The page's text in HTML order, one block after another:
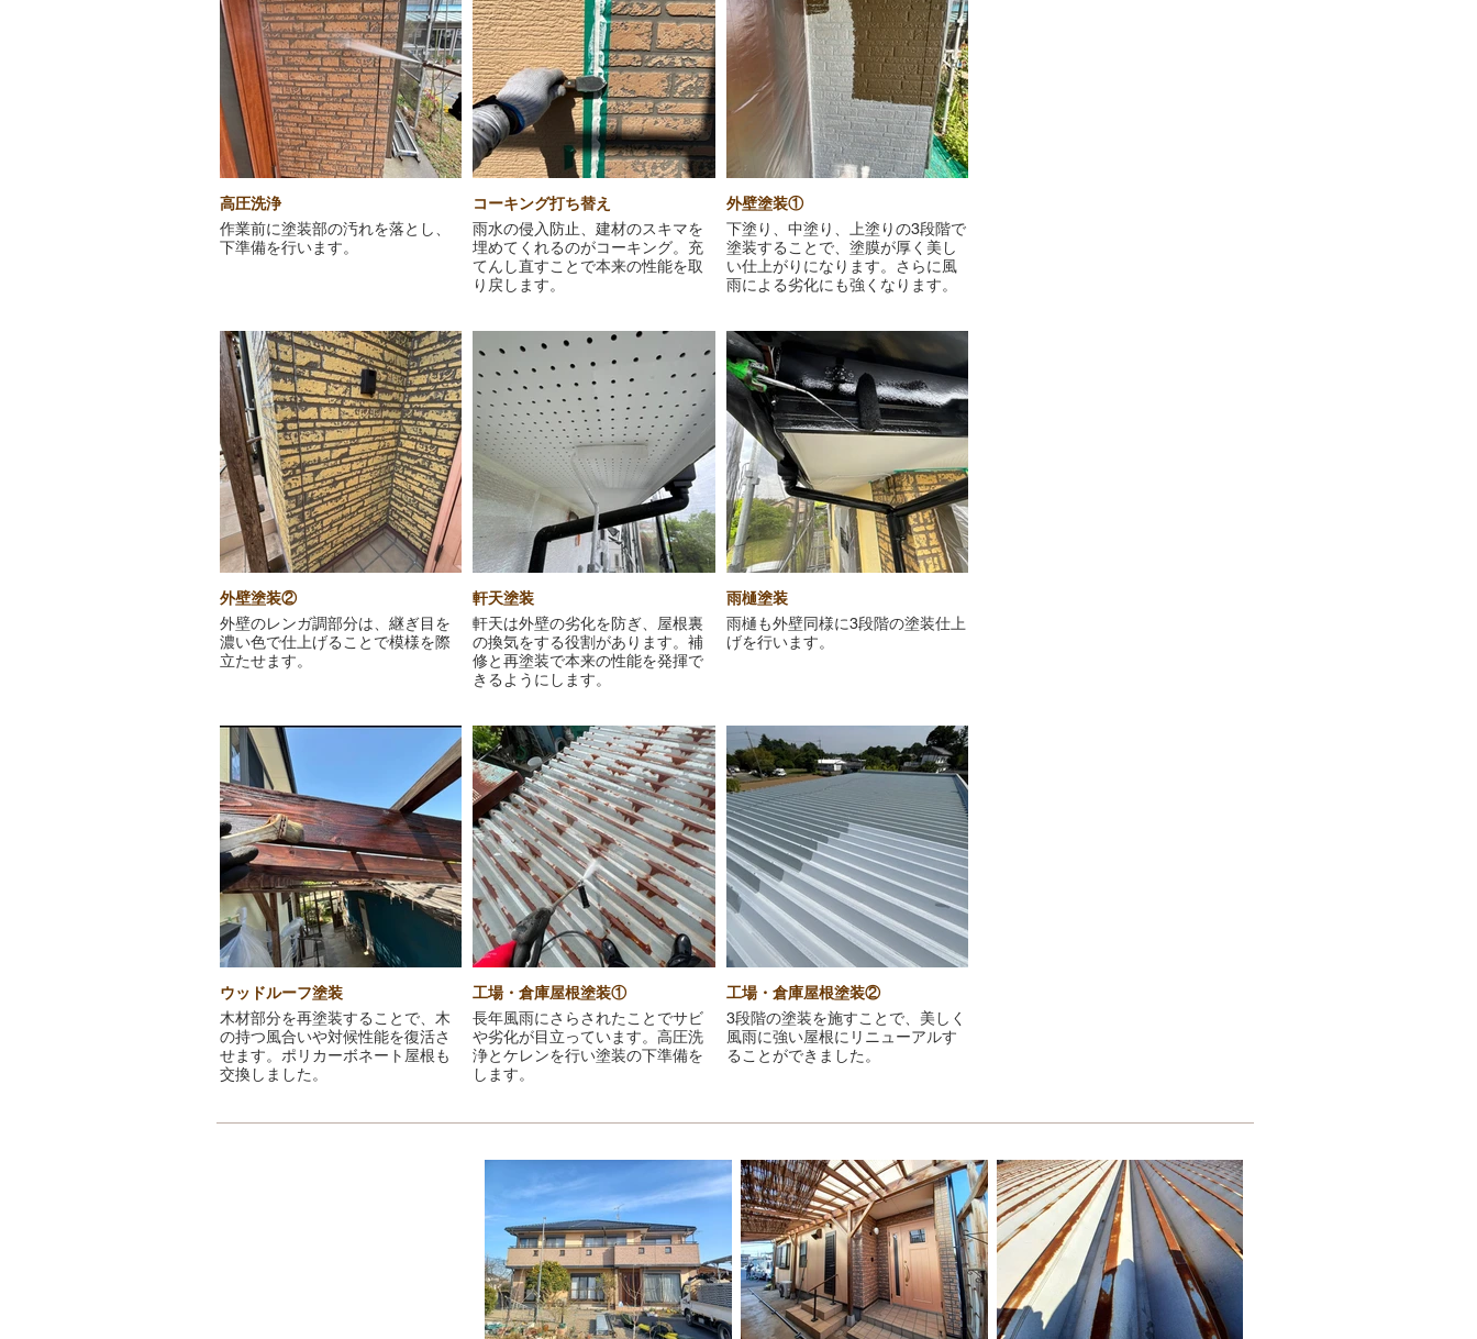
高圧洗浄
作業前に塗装部の汚れを落とし、
下準備を行います。
コーキング打ち替え
雨水の侵入防止、建材のスキマを
埋めてくれるのがコーキング。充
てんし直すことで本来の性能を取
り戻します。
外壁塗装①
下塗り、中塗り、上塗りの3段階で
塗装することで、塗膜が厚く美し
い仕上がりになります。さらに風
雨による劣化にも強くなります。
外壁塗装②
外壁のレンガ調部分は、継ぎ目を
濃い色で仕上げることで模様を際
立たせます。
軒天塗装
軒天は外壁の劣化を防ぎ、屋根裏
の換気をする役割があります。補
修と再塗装で本来の性能を発揮で
きるようにします。
雨樋塗装
雨樋も外壁同様に3段階の塗装仕上
げを行います。
ウッドルーフ塗装
木材部分を再塗装することで、木
の持つ風合いや対候性能を復活さ
せます。ポリカーボネート屋根も
交換しました。
工場・倉庫屋根塗装①
長年風雨にさらされたことでサビ
や劣化が目立っています。高圧洗
浄とケレンを行い塗装の下準備を
します。
工場・倉庫屋根塗装②
3段階の塗装を施すことで、美しく
風雨に強い屋根にリニューアルす
ることができました。